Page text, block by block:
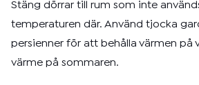
Stäng dörrar till rum som inte
temperaturen där. Använd tjocka
persienner för att behålla värmen på
värme på sommaren.